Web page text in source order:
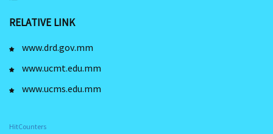
RELATIVE LINK
www.drd.gov.mm
www.ucmt.edu.mm
www.ucms.edu.mm
HitCounters